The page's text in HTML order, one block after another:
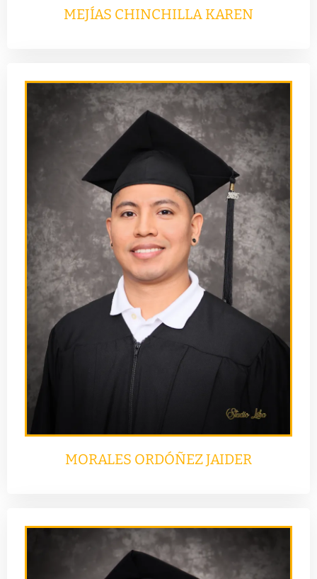
MEJÍAS CHINCHILLA KAREN
MORALES ORDÓÑEZ JAIDER